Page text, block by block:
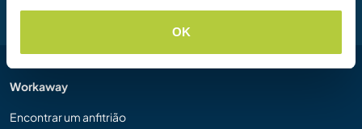
OK
Workaway
Encontrar um anfitrião